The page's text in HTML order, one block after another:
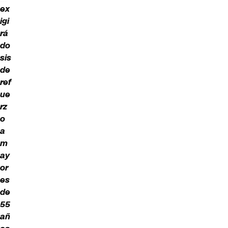
ex
igi
rá
do
sis
de
ref
ue
rz
o
a
m
ay
or
es
de
55
añ